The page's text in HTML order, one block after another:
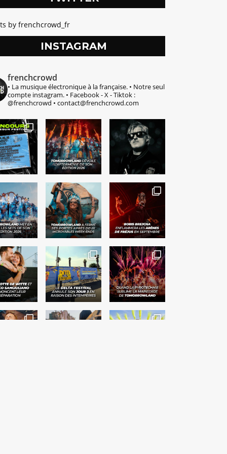
by frenchcrowd_fr
INSTAGRAM
frenchcrowd
• La musique électronique à la française.• Notre seul
compte instagram.• Facebook - X - Tiktok :
@frenchcrowd • contact@frenchcrowd.com